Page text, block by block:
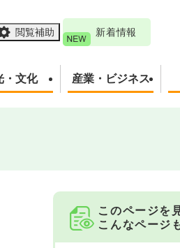
閲覧補助 新着情報
・文化 産業・ビジネス
このページを
こんなページ